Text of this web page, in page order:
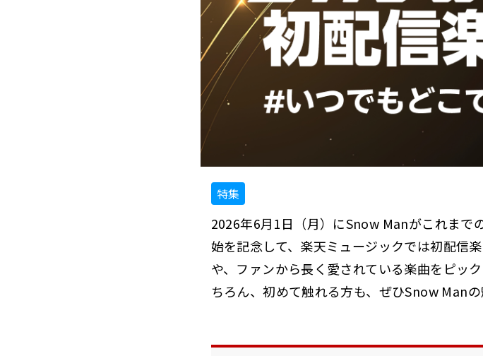
特集
2026年6月1日（月）にSnow Manがこれまで
始を記念して、楽天ミュージックでは初配信
や、ファンから長く愛されている楽曲をピッ
ちろん、初めて触れる方も、ぜひSnow Man